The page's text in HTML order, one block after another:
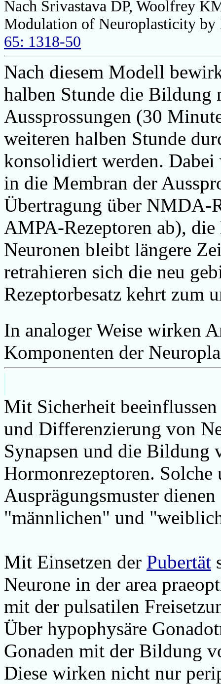
Nach Srivastava DP, Woolfrey
Modulation of Neuroplasticity by
65: 1318-50
Nach diesem Modell
halben Stunde die Bildung
Aussprossungen (30
weiteren halben Stunde
konsolidiert werden. Dabei
in die Membran der
Übertragung über NMDA-
AMPA-Rezeptoren ab),
Neuronen bleibt längere
retrahieren sich die neu
Rezeptorbesatz kehrt zum
In analoger Weise wirken
Komponenten der
Mit Sicherheit
und Differenzierung von
Synapsen und die Bildung
Hormonrezeptoren. Solche
Ausprägungsmuster
"männlichen" und
Mit Einsetzen der Pubertät
Neurone in der area
mit der pulsatilen
Über hypophysäre
Gonaden mit der Bildung
Diese wirken nicht nur